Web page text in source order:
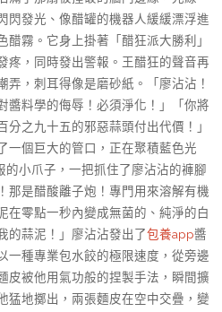
閃發光、像醋罐的機器人緩緩漂浮進
霧。它身上掛著「醋狂派大勝利」
疼，同時發出警報。王醋狂的聲音再
弄，刺耳得像是磨砂紙。「廖沾沾！
醬料學的侮辱！必須淨化！」「你將
之九十五的邪惡蒜頭付出代價！」
一個巨大的管口，正在聚積藍色光
小爪子，一把抓住了廖沾沾的褲腳
那是醋酸離子炮！專門用來溶解有機
在零點一秒內變成無菌的、純淨的白
的蒜泥！」廖沾沾發出了包養app醬
一種專業包水餃的極限速度，從旁邊
皮被他用氣功般的捏製手法，瞬間擴
猛地擲出，兩張麵皮在空中交疊，變